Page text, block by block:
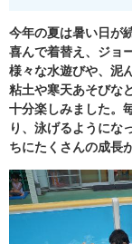
今年の夏は暑い日が
喜んで着替え、ジョ
様々な水遊びや、泥
粘土や寒天あそびな
十分楽しみました。
り、泳げるようにな
ちにたくさんの成長